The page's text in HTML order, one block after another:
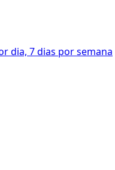
dia, 7 dias por semana